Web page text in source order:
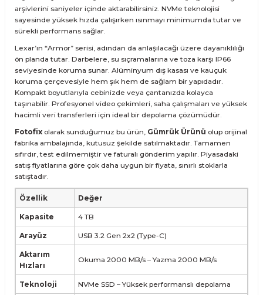
arşivlerini saniyeler içinde aktarabilirsiniz. NVMe teknolojisi
sayesinde yüksek hızda çalışırken ısınmayı minimumda tutar ve
sürekli performans sağlar.
Lexar’ın “Armor” serisi, adından da anlaşılacağı üzere dayanıklılığı
ön planda tutar. Darbelere, su sıçramalarına ve toza karşı IP66
seviyesinde koruma sunar. Alüminyum dış kasası ve kauçuk
koruma çerçevesiyle hem şık hem de sağlam bir yapıdadır.
Kompakt boyutlarıyla cebinizde veya çantanızda kolayca
taşınabilir. Profesyonel video çekimleri, saha çalışmaları ve yüksek
hacimli veri transferleri için ideal bir depolama çözümüdür.
Fotofix olarak sunduğumuz bu ürün, Gümrük Ürünü olup orijinal
fabrika ambalajında, kutusuz şekilde satılmaktadır. Tamamen
sıfırdır, test edilmemiştir ve faturalı gönderim yapılır. Piyasadaki
satış fiyatlarına göre çok daha uygun bir fiyata, sınırlı stoklarla
satıştadır.
Özellik Değer
Kapasite 4 TB
Arayüz USB 3.2 Gen 2x2 (Type-C)
Aktarım
Hızları
Okuma 2000 MB/s – Yazma 2000 MB/s
Teknoloji NVMe SSD – Yüksek performanslı depolama